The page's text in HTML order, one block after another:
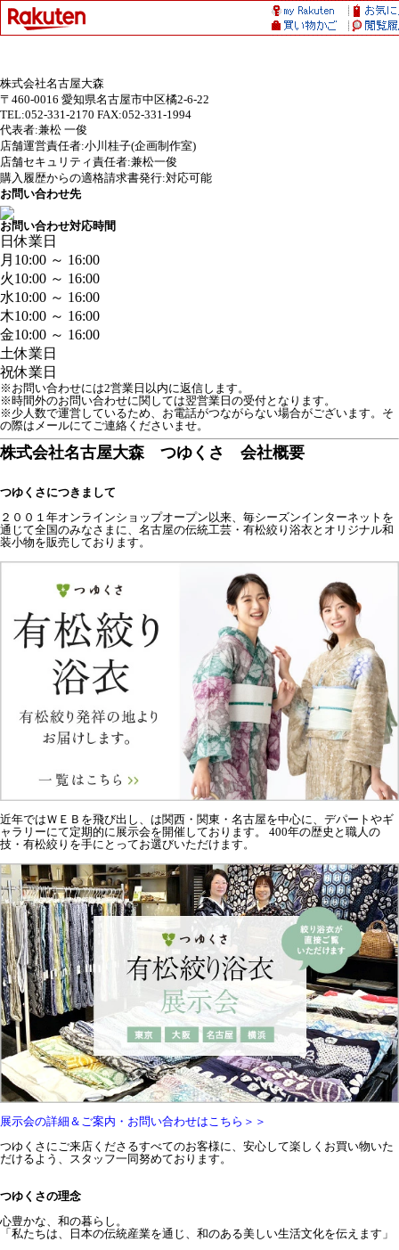
株式会社名古屋大森
〒460-0016 愛知県名古屋市中区橘2-6-22
TEL:052-331-2170 FAX:052-331-1994
代表者:兼松 一俊
店舗運営責任者:小川桂子(企画制作室)
店舗セキュリティ責任者:兼松一俊
購入履歴からの適格請求書発行:対応可能
お問い合わせ先
お問い合わせ対応時間
日休業日
月 10:00 ～ 16:00
火10:00 ～ 16:00
水10:00 ～ 16:00
木10:00 ～ 16:00
金10:00 ～ 16:00
土休業日
祝休業日
※お問い合わせには2営業日以内に返信します。
※時間外のお問い合わせに関しては翌営業日の受付となります。
※少人数で運営しているため、お電話がつながらない場合がございます。そ
の際はメールにてご連絡くださいませ。
株式会社名古屋大森 つゆくさ 会社概要
つゆくさにつきまして
２００１年オンラインショップオープン以来、毎シーズンインターネットを
通じて全国のみなさまに、名古屋の伝統工芸・有松絞り浴衣とオリジナル和
装小物を販売しております。
近年ではＷＥＢを飛び出し、は関西・関東・名古屋を中心に、デパートやギ
ャラリーにて定期的に展示会を開催しております。 400年の歴史と職人の
技・有松絞りを手にとってお選びいただけます。
展示会の詳細＆ご案内・お問い合わせはこちら＞＞
つゆくさにご来店くださるすべてのお客様に、安心して楽しくお買い物いた
だけるよう、スタッフ一同努めております。
つゆくさの理念
心豊かな、和の暮らし。
「私たちは、日本の伝統産業を通じ、和のある美しい生活文化を伝えます」